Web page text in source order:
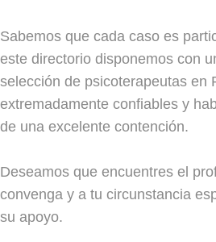
Sabemos que cada caso es
este directorio disponemos con
selección de psicoterapeutas en
extremadamente confiables y
de una excelente contención.
Deseamos que encuentres el
convenga y a tu circunstancia
su apoyo.